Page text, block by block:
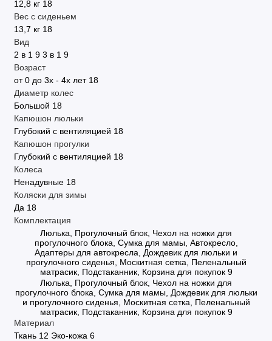
12,8 кг 18
Вес с сиденьем
13,7 кг 18
Вид
2 в 1 9 3 в 1 9
Возраст
от 0 до 3х - 4х лет 18
Диаметр колес
Большой 18
Капюшон люльки
Глубокий с вентиляцией 18
Капюшон прогулки
Глубокий с вентиляцией 18
Колеса
Ненадувные 18
Коляски для зимы
Да 18
Комплектация
Люлька, Прогулочный блок, Чехол на ножки для
прогулочного блока, Сумка для мамы, Автокресло,
Адаптеры для автокресла, Дождевик для люльки и
прогулочного сиденья, Москитная сетка, Пеленальный
матрасик, Подстаканник, Корзина для покупок 9
Люлька, Прогулочный блок, Чехол на ножки для
прогулочного блока, Сумка для мамы, Дождевик для люльки
и прогулочного сиденья, Москитная сетка, Пеленальный
матрасик, Подстаканник, Корзина для покупок 9
Материал
Ткань 12 Эко-кожа 6